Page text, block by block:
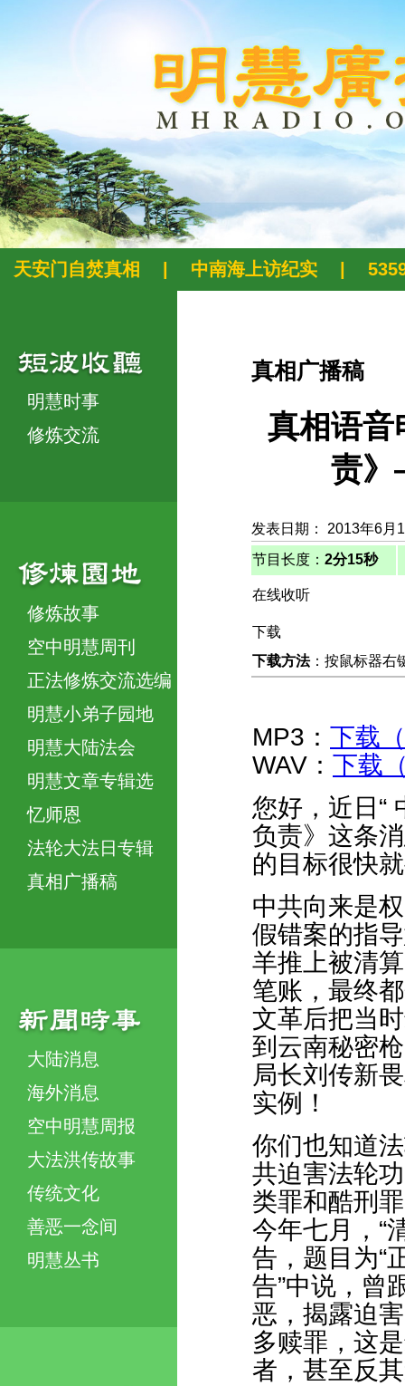
天安门自焚真相 中南海上访纪实
明慧时事
修炼交流
修炼故事
空中明慧周刊
正法修炼交流选编
明慧小弟子园地
明慧大陆法会
明慧文章专辑选
忆师恩
法轮大法日专辑
真相广播稿
大陆消息
海外消息
空中明慧周报
大法洪传故事
传统文化
善恶一念间
明慧丛书
真相广播稿
真相语音
责
发表日期： 2013年6月
节目长度： 2分15秒
在线收听
下载
下载方法：按鼠标器右
MP3： 下载
WAV： 下载
您好，近日“
负责》这条
的目标很快
中共向来是
假错案的指
羊推上被清
笔账，最终
文革后把当
到云南秘密
局长刘传新
实例！
你们也知道
共迫害法轮
类罪和酷刑
今年七月，“
告，题目为“
告”中说，曾
恶，揭露迫
多赎罪，这
者，甚至反